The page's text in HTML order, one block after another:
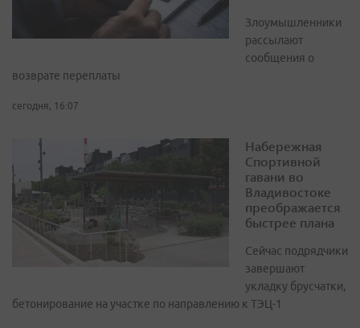
Злоумышленники
рассылают
сообщения о
возврате переплаты
сегодня, 16:07
Набережная
Спортивной
гавани во
Владивостоке
преображается
быстрее плана
Сейчас подрядчики
завершают
укладку брусчатки,
бетонирование на участке по направлению к ТЭЦ-1